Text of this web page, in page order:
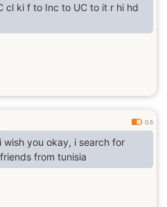
cl ki f to Inc to UC to it r hi hd
0.5
you okay, i search for
new friends from tunisia